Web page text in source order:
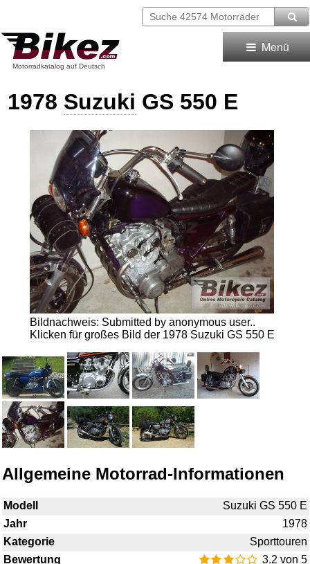
Motorradkatalog auf Deutsch
Menü
1978 Suzuki GS 550 E
Bildnachweis: Submitted by anonymous user..
Klicken für großes Bild der 1978 Suzuki GS 550 E
Allgemeine Motorrad-Informationen
Modell
Suzuki GS 550 E
Jahr
1978
Kategorie
Sporttouren
Bewertung
3.2 von 5